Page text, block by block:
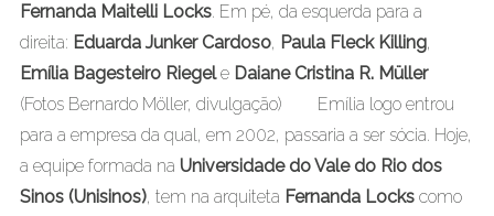
Fernanda Maitelli Locks. Em pé, da esquerda para a
direita: Eduarda Junker Cardoso, Paula Fleck Killing,
Emília Bagesteiro Riegele Daiane Cristina R. Müller
(Fotos Bernardo Möller, divulgação) Emília logo entrou
para a empresa da qual, em 2002, passaria a ser sócia. Hoje,
a equipe formada na Universidade do Vale do Rio dos
Sinos (Unisinos), tem na arquiteta Fernanda Lockscomo